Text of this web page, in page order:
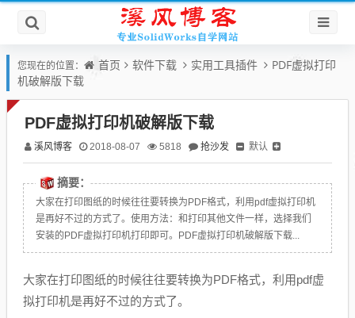
您现在的位置： 首页 软件下载 实用工具插件
PDF虚拟打印
机破解版下载
PDF虚拟打印机破解版下载
溪风博客 2018-08-07 5818 抢沙发 默认
摘要：
大家在打印图纸的时候往往要转换为PDF格式，利用pdf虚拟打印机
是再好不过的方式了。使用方法：和打印其他文件一样，选择我们
安装的PDF虚拟打印机打印即可。PDF虚拟打印机破解版下载...
大家在打印图纸的时候往往要转换为PDF格式，利用pdf虚
拟打印机是再好不过的方式了。